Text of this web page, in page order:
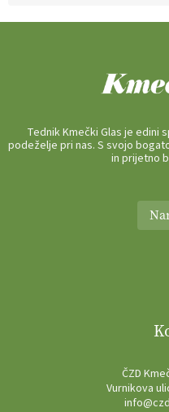
Tednik Kmečki Glas je edini
podeželje pri nas. S svojo
in prijetno
ČZD
Vurnikova